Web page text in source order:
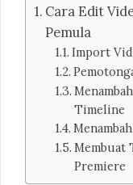
Cara Edit
Pemula
Import
Timeline
Membuat
Premiere